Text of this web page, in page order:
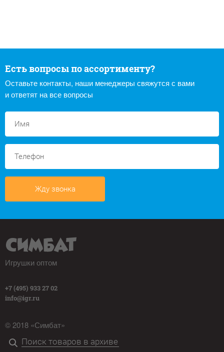
Есть вопросы по ассортименту?
Оставьте контакты, наши менеджеры свяжутся с вами
и ответят на все вопросы
Жду звонка
Игрушки оптом
+7 (495) 933 27 02
info@igr.ru
© 2018 «Симбат»